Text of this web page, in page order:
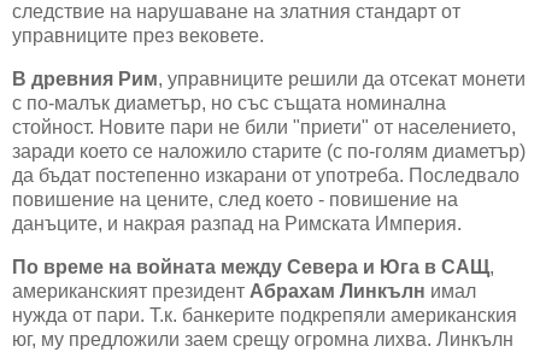
следствие на нарушаване на златния стандарт от
управниците през вековете.
В древния Рим, управниците решили да отсекат монети
с по-малък диаметър, но със същата номинална
стойност. Новите пари не били "приети" от населението,
заради което се наложило старите (с по-голям диаметър)
да бъдат постепенно изкарани от употреба. Последвало
повишение на цените, след което - повишение на
данъците, и накрая разпад на Римската Империя.
По време на войната между Севера и Юга в САЩ,
американският президент Абрахам Линкълн имал
нужда от пари. Т.к. банкерите подкрепяли американския
юг, му предложили заем срещу огромна лихва. Линкълн